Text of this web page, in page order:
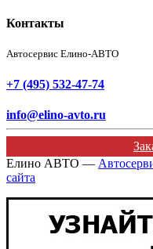
Контакты
Автосервис Елино-АВТО
+7 (495) 532-47-74
info@elino-avto.ru
Елино АВТО —
сайта